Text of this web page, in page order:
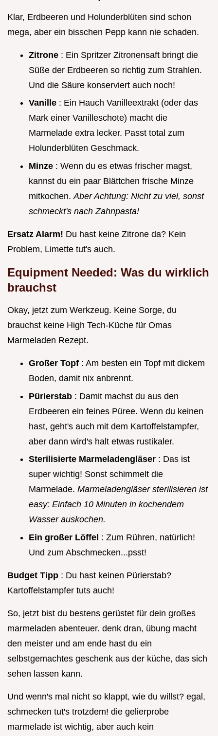
Klar, Erdbeeren und Holunderblüten sind schon
mega, aber ein bisschen Pepp kann nie schaden.
Zitrone : Ein Spritzer Zitronensaft bringt die
Süße der Erdbeeren so richtig zum Strahlen.
Und die Säure konserviert auch noch!
Vanille : Ein Hauch Vanilleextrakt (oder das
Mark einer Vanilleschote) macht die
Marmelade extra lecker. Passt total zum
Holunderblüten Geschmack.
Minze : Wenn du es etwas frischer magst,
kannst du ein paar Blättchen frische Minze
mitkochen.Aber Achtung: Nicht zu viel, sonst
schmeckt's nach Zahnpasta!
Ersatz Alarm! Du hast keine Zitrone da? Kein
Problem, Limette tut's auch.
Equipment Needed: Was du wirklich
brauchst
Okay, jetzt zum Werkzeug. Keine Sorge, du
brauchst keine High Tech-Küche für Omas
Marmeladen Rezept.
Großer Topf : Am besten ein Topf mit dickem
Boden, damit nix anbrennt.
Pürierstab : Damit machst du aus den
Erdbeeren ein feines Püree. Wenn du keinen
hast, geht's auch mit dem Kartoffelstampfer,
aber dann wird's halt etwas rustikaler.
Sterilisierte Marmeladengläser : Das ist
super wichtig! Sonst schimmelt die
Marmelade. Marmeladengläser sterilisieren ist
easy: Einfach 10 Minuten in kochendem
Wasser auskochen.
Ein großer Löffel : Zum Rühren, natürlich!
Und zum Abschmecken...psst!
Budget Tipp : Du hast keinen Pürierstab?
Kartoffelstampfer tuts auch!
So, jetzt bist du bestens gerüstet für dein großes
marmeladen abenteuer. denk dran, übung macht
den meister und am ende hast du ein
selbstgemachtes geschenk aus der küche, das sich
sehen lassen kann.
Und wenn's mal nicht so klappt, wie du willst? egal,
schmecken tut's trotzdem! die gelierprobe
marmelade ist wichtig, aber auch kein